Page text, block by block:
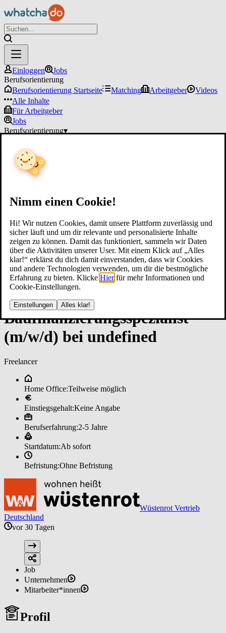
Nimm einen Cookie!
Hi! Wir nutzen Cookies, damit unsere Plattform zuverlässig und
sicher läuft und um dir relevante und personalisierte Inhalte
zeigen zu können. Damit das funktioniert, sammeln wir Daten
über die Aktivitäten unserer User. Mit einem Klick auf „Alles
klar!“ erklärst du dich damit einverstanden, dass wir Cookies
und andere Technologien verwenden, um dir die bestmögliche
Erfahrung zu bieten. Klicke Hier für mehr Informationen und
Cookie-Einstellungen.
Einstellungen Alles klar!
Einloggen
Jobs
Berufsorientierung
Berufsorientierung Startseite
Matching Arbeitgeber
Videos
Alle Inhalte
Für Arbeitgeber
Jobs
Berufsorientierung▾
Bau­fi­nan­zie­rungs­spe­zia­lis­t
(m/w/d) bei un­de­fi­ned
Freelancer
Home Office:Teilweise möglich
Einstiegsgehalt:Keine Angabe
Berufserfahrung:2-5 Jahre
Startdatum:Ab sofort
Befristung:Ohne Befristung
Wüstenrot Vertrieb
Deutschland
vor 30 Tagen
Job
Unternehmen
Mitarbeiter*innen
Profil